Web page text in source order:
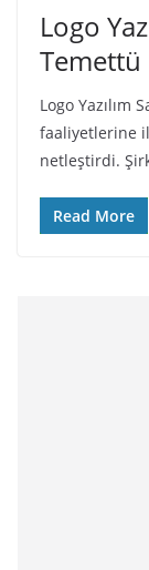
Logo
Temettü
Logo Yazılım
faaliyetlerine
netleştirdi.
Read More